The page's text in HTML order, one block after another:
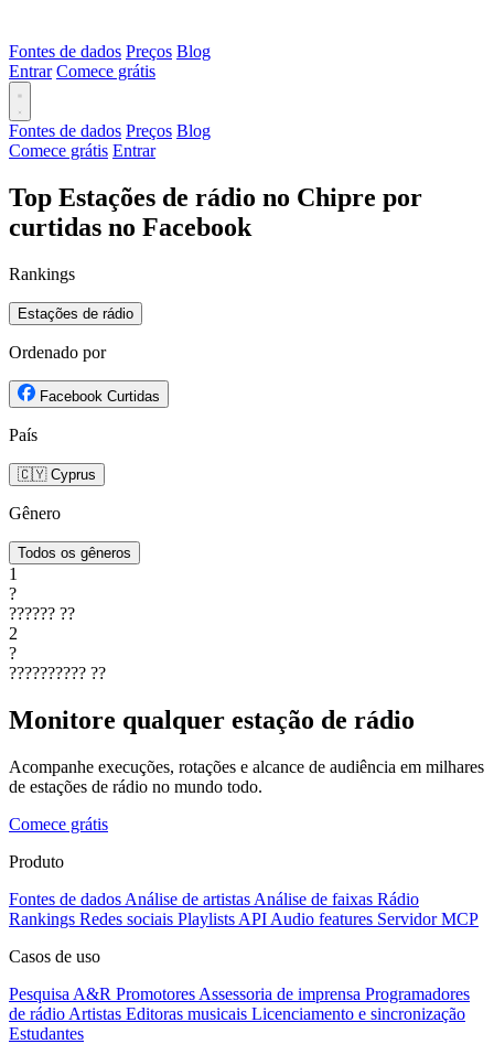
Fontes de dados Preços Blog
Entrar Comece grátis
Fontes de dados Preços Blog
Comece grátis Entrar
Top Estações de rádio no Chipre por
curtidas no Facebook
Rankings
Estações de rádio
Ordenado por
Facebook Curtidas
País
🇨🇾 Cyprus
Gênero
Todos os gêneros
1
?
?????? ??
2
?
?????????? ??
Monitore qualquer estação de rádio
Acompanhe execuções, rotações e alcance de audiência em milhares
de estações de rádio no mundo todo.
Comece grátis
Produto
Fontes de dados Análise de artistas Análise de faixas Rádio
Rankings Redes sociais Playlists API Audio features Servidor MCP
Casos de uso
Pesquisa A&R Promotores Assessoria de imprensa Programadores
de rádio Artistas Editoras musicais Licenciamento e sincronização
Estudantes